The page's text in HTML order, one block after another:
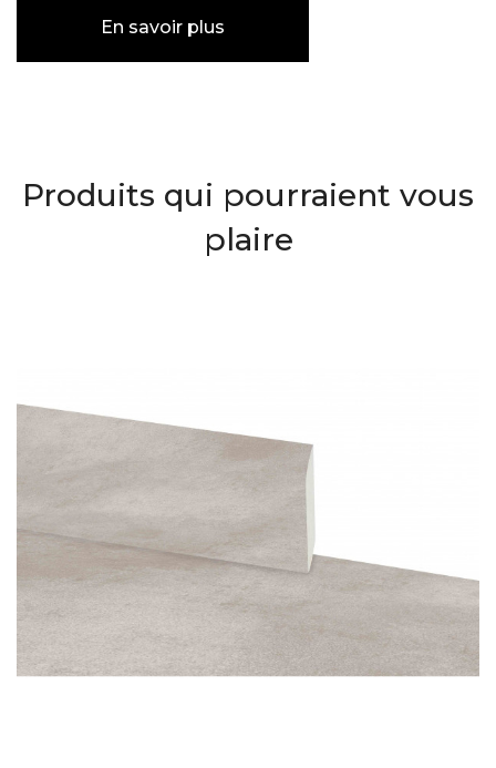
En savoir plus
Produits qui pourraient vous
plaire